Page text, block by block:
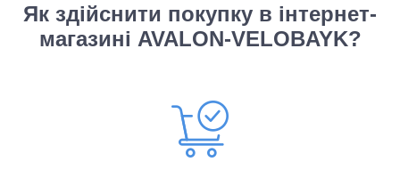
Як здійснити покупку в інтернет-
магазині AVALON-VELOBAYK?